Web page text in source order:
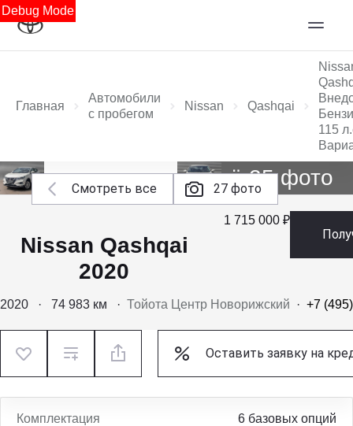
Debug Mode
Главная
Автомобили
с пробегом
Nissan Qashqai
115
Смотреть все 27 фото
Ещё 25 фото
Nissan Qashqai
2020
1 715 000 ₽
2020 · 74 983 км · Тойота Центр Новорижский · +7
Оставить заявку на
Комплектация 6 базовых опций